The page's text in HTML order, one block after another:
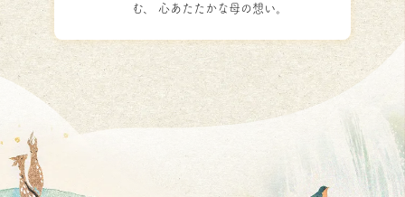
む、
心あたたかな母の想い。